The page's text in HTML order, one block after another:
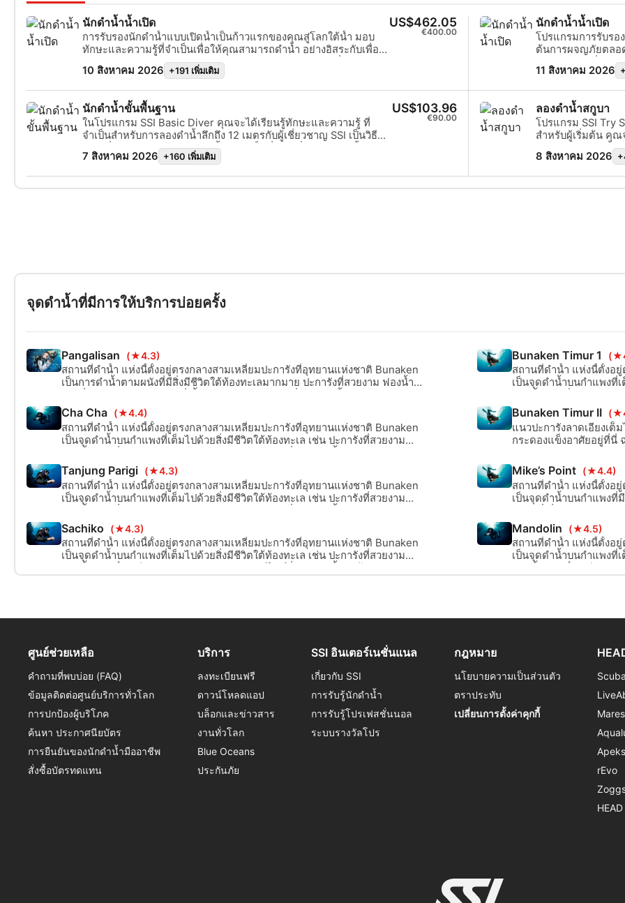
นักดำน้ำน้ำเปิด
การรับรองนักดำน้ำแบบเปิดน้ำเป็นก้าวแรกของคุณสู่โลกใต้น้ำ มอบ
ทักษะและความรู้ที่จำเป็นเพื่อให้คุณสามารถดำน้ำ อย่างอิสระกับเพื่อน
ร่วมทีมได้ถึงความลึกสูงสุด 18 เมตร หรือ 60 ฟุต หลักสูตรที่ครอบคลุม
นี้ครอบคลุมสามขั้นตอนหลัก ได้แก่ การพัฒนาความรู้ ผ่านการเรียน
ออนไลน์หรือในห้องเรียน การฝึกทักษะพื้นฐานในสระว่ายน้ำหรือน้ำปิด
และการดำน้ำในน้ำเปิดสี่ครั้งเพื่อประยุกต์ใช้การฝึกอบรมของคุณใน
สภาพแวดล้อมธรรมชาติ โปรแกรมนี้โดยทั่วไปจะใช้เวลา 3 ถึง 4 วัน
และรวมถึงสื่อการเรียนรู้ดิจิทัลทั้งหมด ค่าธรรมเนียมการรับรอง การ
สอนโดยมืออาชีพ และค่าเช่าอุปกรณ์ที่จำเป็นทั้งหมด เช่น BCD, ตัว
ควบคุม, ชุดดำน้ำ, น้ำหนัก และ ถังอากาศ การฝึกอบรมประกอบด้วย
หนึ่งวันที่อุทิศให้กับการฝึกในน้ำจำกัด ตามด้วยการดำน้ำในน้ำเปิดสอง
วัน เพื่อความปลอดภัยและการดูแลที่ เป็นรายบุคคลอย่างใกล้ชิด เราจึง
รักษาระดับสัดส่วนอย่างเคร่งครัดที่นักเรียนไม่เกินสองคน ต่อผู้ฝึกสอน
10 สิงหาคม 2026 +191 เพิ่มเติม
US$462.05
€400.00
นักดำน้ำน้ำเปิด
โปรแกรมการรับรอ
ต้นการผจญภัยตลอ
การฝึกอบรมที่ปรับ
ปฏิบัติในน้ำเพื่อให้
รู้สึกสบายอย่างแท้จ
Water Diver
11 สิงหาคม 2026
นักดำน้ำขั้นพื้นฐาน
ในโปรแกรม SSI Basic Diver คุณจะได้เรียนรู้ทักษะและความรู้ ที่
จำเป็นสำหรับการลองดำน้ำลึกถึง 12 เมตรกับผู้เชี่ยวชาญ SSI เป็นวิธีที่
ยอดเยี่ยมในการสำรวจโลกใต้น้ำอย่างเต็มที่ขณะที่คุณลอง ดำน้ำ
โปรแกรม Basic Diver ทั้งหมดสามารถนำไปใช้เป็นเครดิตสำหรับ
หลักสูตร Scuba โปรแกรมดำน้ำลึกหรือโปรแกรมดำน้ำเปิดน้ำภายใน
6 เดือน เพื่อให้คุณสามารถก้าวไปสู่ การผจญภัยดำน้ำขั้นต่อไปได้
7 สิงหาคม 2026 +160 เพิ่มเติม
US$103.96
€90.00
ลองดำน้ำสกูบา
โปรแกรม SSI Try
สำหรับผู้เริ่มต้น คุณ
สอนของคุณ ดังนั้น
จดจำ ใต้น้ำและสัมผัสกับความมหัศจรรย์ของการดำน้ำสกูบาได้ เมื่อจบ
หลักสูตร สั้นๆ นี้ คุณจะได้รับบัตรรับรองการลองดำน้ำ SSI และแน่นอนว่า
คุณจะอยากไปดำน้
8 สิงหาคม 2026
จุดดำน้ำที่มีการให้บริการบ่อยครั้ง
Pangalisan (★4.3)
สถานที่ดำน้ำ แห่งนี้ตั้งอยู่ตรงกลางสามเหลี่ยมปะการังที่อุทยานแห่งชาติ Bunaken
เป็นการดำน้ำตามผนังที่มีสิ่งมีชีวิตใต้ท้องทะเลมากมาย ปะการังที่สวยงาม ฟองน้ำ
ดำน้ำแบบสน๊อคเกิ้ล
Bunaken Timur 1
สถานที่ดำน้ำ แห่งนี้ตั้งอยู่
เป็นจุดดำน้ำบนกำแพงที่
น้ำแบบสน๊อคเกิ้ล ด้วย
Cha Cha (★4.4)
สถานที่ดำน้ำ แห่งนี้ตั้งอยู่ตรงกลางสามเหลี่ยมปะการังที่อุทยานแห่งชาติ Bunaken
เป็นจุดดำน้ำบนกำแพงที่เต็มไปด้วยสิ่งมีชีวิตใต้ท้องทะเล เช่น ปะการังที่สวยงาม
น้ำแบบสน๊อคเกิ้ล ด้วย
Bunaken Timur II
แนวปะการังลาดเอียงเต็
กระดองแข็งอาศัยอยู่ที่นี่
Tanjung Parigi (★4.3)
สถานที่ดำน้ำ แห่งนี้ตั้งอยู่ตรงกลางสามเหลี่ยมปะการังที่อุทยานแห่งชาติ Bunaken
เป็นจุดดำน้ำบนกำแพงที่เต็มไปด้วยสิ่งมีชีวิตใต้ท้องทะเล เช่น ปะการังที่สวยงาม
น้ำแบบสน๊อคเกิ้ล ด้วย
Mike’s Point (★4.4)
สถานที่ดำน้ำ แห่งนี้ตั้งอยู่
เป็นจุดดำน้ำบนกำแพงที่
เกิ้ล
Sachiko (★4.3)
สถานที่ดำน้ำ แห่งนี้ตั้งอยู่ตรงกลางสามเหลี่ยมปะการังที่อุทยานแห่งชาติ Bunaken
เป็นจุดดำน้ำบนกำแพงที่เต็มไปด้วยสิ่งมีชีวิตใต้ท้องทะเล เช่น ปะการังที่สวยงาม
Mandolin (★4.5)
สถานที่ดำน้ำ แห่งนี้ตั้งอยู่
เป็นจุดดำน้ำบนกำแพงที่
ศูนย์ช่วยเหลือ
คำถามที่พบบ่อย (FAQ)
ข้อมูลติดต่อศูนย์บริการทั่วโลก
การปกป้องผู้บริโภค
ค้นหา ประกาศนียบัตร
การยืนยันของนักดำน้ำมืออาชีพ
สั่งซื้อบัตรทดแทน
บริการ
ลงทะเบียนฟรี
ดาวน์โหลดแอป
บล็อกและข่าวสาร
งานทั่วโลก
Blue Oceans
ประกันภัย
SSI อินเตอร์เนชั่นแนล
เกี่ยวกับ SSI
การรับรู้นักดำน้ำ
การรับรู้โปรเฟสชั่นนอล
ระบบรางวัลโปร
กฎหมาย
นโยบายความเป็นส่วนตัว
ตราประทับ
เปลี่ยนการตั้งค่าคุกกี้
Mares
rEvo
HEAD